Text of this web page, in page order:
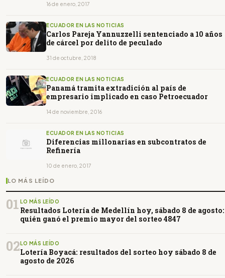
16 de enero, 2017
ECUADOR EN LAS NOTICIAS
Carlos Pareja Yannuzzelli sentenciado a 10 años
de cárcel por delito de peculado
31 de octubre, 2018
ECUADOR EN LAS NOTICIAS
Panamá tramita extradición al país de
empresario implicado en caso Petroecuador
14 de noviembre, 2016
ECUADOR EN LAS NOTICIAS
Diferencias millonarias en subcontratos de
Refinería
10 de enero, 2017
LO MÁS LEÍDO
01 LO MÁS LEÍDO
Resultados Lotería de Medellín hoy, sábado 8 de agosto:
quién ganó el premio mayor del sorteo 4847
02LO MÁS LEÍDO
Lotería Boyacá: resultados del sorteo hoy sábado 8 de
agosto de 2026